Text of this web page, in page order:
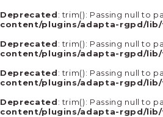
Deprecated: trim(): Passing null to
content/plugins/adapta-rgpd/lib/
Deprecated: trim(): Passing null to
content/plugins/adapta-rgpd/lib/
Deprecated: trim(): Passing null to
content/plugins/adapta-rgpd/lib/
Deprecated: trim(): Passing null to
content/plugins/adapta-rgpd/lib/